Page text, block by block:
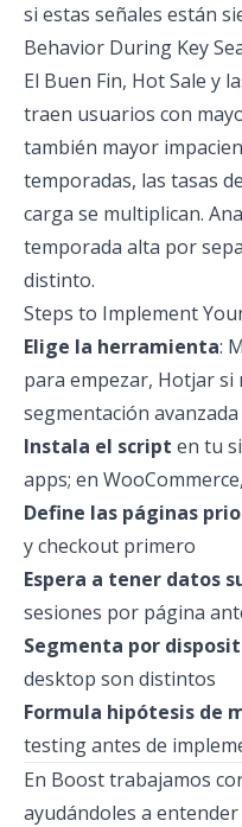
si estas señales están
Behavior During Key
El Buen Fin, Hot Sale y
traen usuarios con
también mayor
temporadas, las tasas
carga se multiplican.
temporada alta por
distinto.
Steps to Implement
Elige la herramienta:
para empezar, Hotjar si
segmentación avanzada
Instala el script en tu
apps; en
Define las páginas
y checkout primero
Espera a tener datos
sesiones por página
Segmenta por
desktop son distintos
Formula hipótesis de
testing antes de
En Boost trabajamos
ayudándoles a